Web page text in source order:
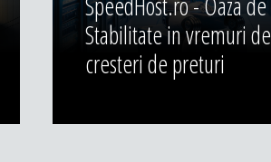
Stabilitate in vremuri de
cresteri de preturi